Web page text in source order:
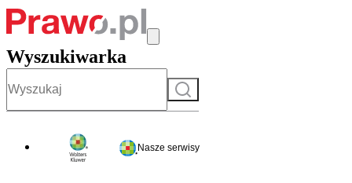
Wyszukiwarka
Szukaj
Nasze serwisy